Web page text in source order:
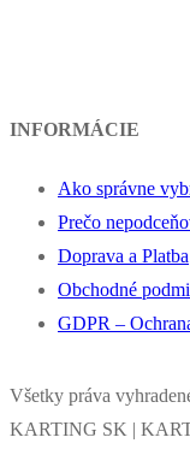
INFORMÁCIE
Ako správne
Prečo
Doprava a Platba
Obchodné
GDPR –
Všetky práva
KARTING SK |